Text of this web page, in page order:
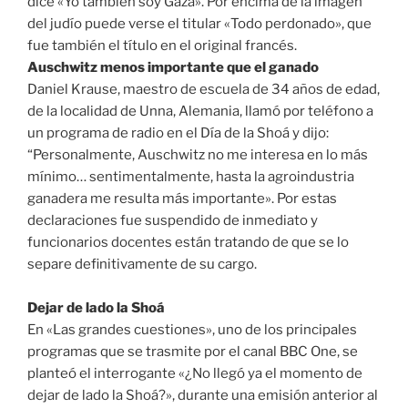
del judío puede verse el titular «Todo perdonado», que
fue también el título en el original francés.
Auschwitz menos importante que el ganado
Daniel Krause, maestro de escuela de 34 años de edad,
de la localidad de Unna, Alemania, llamó por teléfono a
un programa de radio en el Día de la Shoá y dijo:
“Personalmente, Auschwitz no me interesa en lo más
mínimo… sentimentalmente, hasta la agroindustria
ganadera me resulta más importante». Por estas
declaraciones fue suspendido de inmediato y
funcionarios docentes están tratando de que se lo
separe definitivamente de su cargo.
Dejar de lado la Shoá
En «Las grandes cuestiones», uno de los principales
programas que se trasmite por el canal BBC One, se
planteó el interrogante «¿No llegó ya el momento de
dejar de lado la Shoá?», durante una emisión anterior al